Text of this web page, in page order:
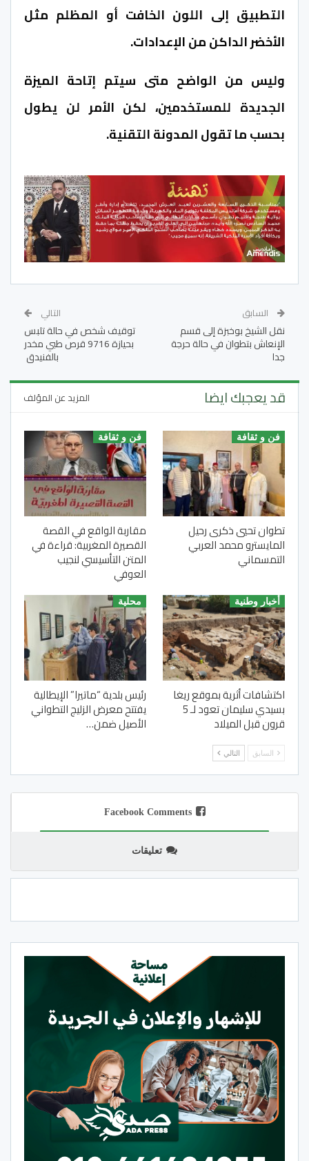
التطبيق إلى اللون الخافت أو المظلم مثل
الأخضر الداكن من الإعدادات.
وليس من الواضح متى سيتم إتاحة الميزة
الجديدة للمستخدمين، لكن الأمر لن يطول
بحسب ما تقول المدونة التقنية.
السابق
نقل الشيخ بوخبزة إلى قسم
الإنعاش بتطوان في حالة حرجة
جدا
التالي
توقيف شخص في حالة تلبس
بحيازة 9716 قرص طبي مخدر
بالفنيدق
قد يعجبك ايضا المزيد عن المؤلف
فن و ثقافة
تطوان تحيي ذكرى رحيل
المايسترو محمد العربي
التمسماني
فن و ثقافة
مقاربة الواقع في القصة
القصيرة المغربية: قراءة في
المتن التأسيسي لنجيب
العوفي
أخبار وطنية
اكتشافات أثرية بموقع ريغا
بسيدي سليمان تعود لـ 5
قرون قبل الميلاد
محلية
رئيس بلدية “ماتيرا” الإيطالية
يفتتح معرض الزليج التطواني
الأصيل ضمن…
السابق التالي
Facebook Comments
تعليقات